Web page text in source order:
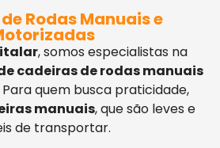
Rodas Manuais e
, somos especialistas na
cadeiras de rodas manuais
Para quem busca praticidade,
manuais, que são leves e
de transportar.